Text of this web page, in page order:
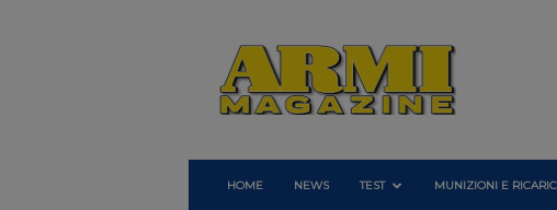
Armi
Magazine
HOME NEWS TEST MUNIZIONI E